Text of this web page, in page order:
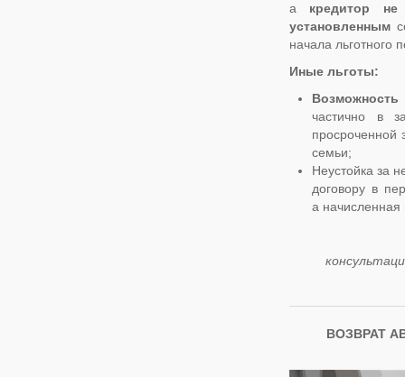
а кредитор не
установленным
начала льготного
Иные льготы:
Возможность
частично в
просроченной
семьи;
Неустойка за
договору в
а начисленная
ВОЗВРАТ